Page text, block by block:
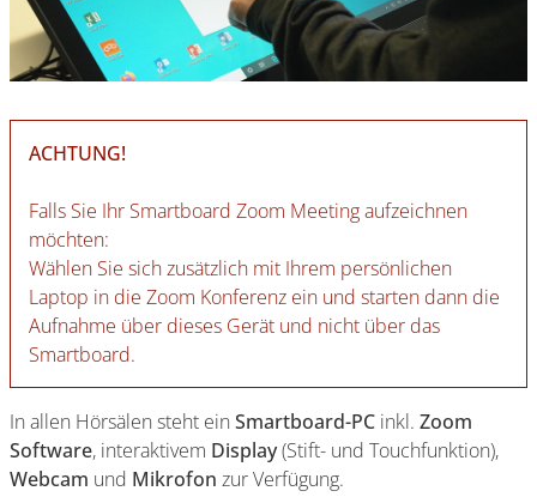
ACHTUNG!
Falls Sie Ihr Smartboard Zoom Meeting aufzeichnen
möchten:
Wählen Sie sich zusätzlich mit Ihrem persönlichen
Laptop in die Zoom Konferenz ein und starten dann die
Aufnahme über dieses Gerät und nicht über das
Smartboard.
In allen Hörsälen steht ein Smartboard-PC inkl. Zoom
Software, interaktivem Display(Stift- und Touchfunktion),
Webcam und Mikrofon zur Verfügung.